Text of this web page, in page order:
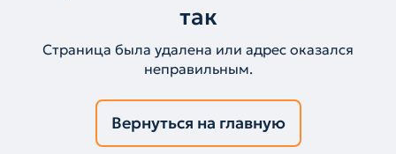
так
Страница была удалена или адрес оказался
неправильным.
Вернуться на главную